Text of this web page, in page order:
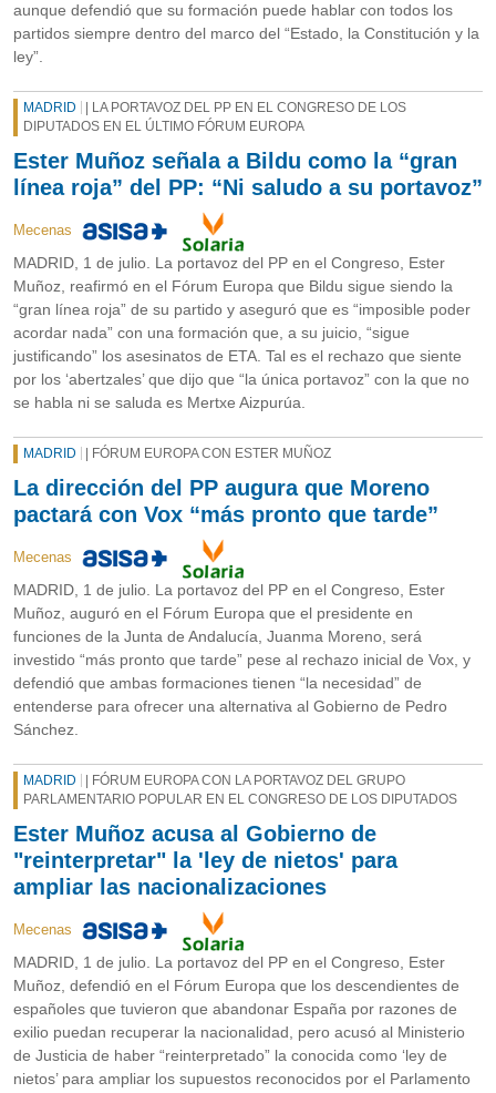
aunque defendió que su formación puede hablar con todos los
partidos siempre dentro del marco del “Estado, la Constitución y la
ley”.
MADRID
| LA PORTAVOZ DEL PP EN EL CONGRESO DE LOS
DIPUTADOS EN EL ÚLTIMO FÓRUM EUROPA
Ester Muñoz señala a Bildu como la “gran
línea roja” del PP: “Ni saludo a su portavoz”
Mecenas
MADRID, 1 de julio. La portavoz del PP en el Congreso, Ester
Muñoz, reafirmó en el Fórum Europa que Bildu sigue siendo la
“gran línea roja” de su partido y aseguró que es “imposible poder
acordar nada” con una formación que, a su juicio, “sigue
justificando” los asesinatos de ETA. Tal es el rechazo que siente
por los ‘abertzales’ que dijo que “la única portavoz” con la que no
se habla ni se saluda es Mertxe Aizpurúa.
MADRID | FÓRUM EUROPA CON ESTER MUÑOZ
La dirección del PP augura que Moreno
pactará con Vox “más pronto que tarde”
Mecenas
MADRID, 1 de julio. La portavoz del PP en el Congreso, Ester
Muñoz, auguró en el Fórum Europa que el presidente en
funciones de la Junta de Andalucía, Juanma Moreno, será
investido “más pronto que tarde” pese al rechazo inicial de Vox, y
defendió que ambas formaciones tienen “la necesidad” de
entenderse para ofrecer una alternativa al Gobierno de Pedro
Sánchez.
MADRID
| FÓRUM EUROPA CON LA PORTAVOZ DEL GRUPO
PARLAMENTARIO POPULAR EN EL CONGRESO DE LOS DIPUTADOS
Ester Muñoz acusa al Gobierno de
"reinterpretar" la 'ley de nietos' para
ampliar las nacionalizaciones
Mecenas
MADRID, 1 de julio. La portavoz del PP en el Congreso, Ester
Muñoz, defendió en el Fórum Europa que los descendientes de
españoles que tuvieron que abandonar España por razones de
exilio puedan recuperar la nacionalidad, pero acusó al Ministerio
de Justicia de haber “reinterpretado” la conocida como ‘ley de
nietos’ para ampliar los supuestos reconocidos por el Parlamento